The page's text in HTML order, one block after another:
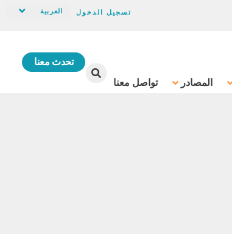
تسجيل الدخول العربية
المصادر تواصل معنا
تحدث معنا